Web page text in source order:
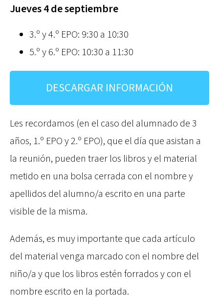
Jueves 4 de septiembre
3.º y 4.º EPO: 9:30 a 10:30
5.º y 6.º EPO: 10:30 a 11:30
DESCARGAR INFORMACIÓN
Les recordamos (en el caso del alumnado de 3
años, 1.º EPO y 2.º EPO), que el día que asistan a
la reunión, pueden traer los libros y el material
metido en una bolsa cerrada con el nombre y
apellidos del alumno/a escrito en una parte
visible de la misma.
Además, es muy importante que cada artículo
del material venga marcado con el nombre del
niño/a y que los libros estén forrados y con el
nombre escrito en la portada.